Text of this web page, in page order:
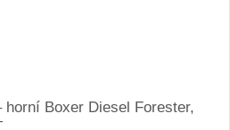
Boxer Diesel Forester,